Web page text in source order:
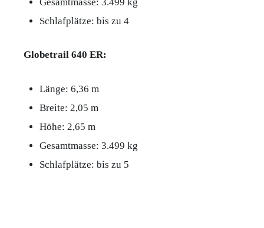
Schlafplätze: bis zu 4
Globetrail 640 ER:
Länge: 6,36 m
Breite: 2,05 m
Höhe: 2,65 m
Gesamtmasse: 3.499 kg
Schlafplätze: bis zu 5